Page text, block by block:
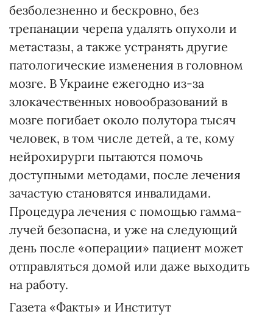
безболезненно и бескровно, без
трепанации черепа удалять опухоли и
метастазы, а также устранять другие
патологические изменения в головном
мозге. В Украине ежегодно из-за
злокачественных новообразований в
мозге погибает около полутора тысяч
человек, в том числе детей, а те, кому
нейрохирурги пытаются помочь
доступными методами, после лечения
зачастую становятся инвалидами.
Процедура лечения с помощью гамма-
лучей безопасна, и уже на следующий
день после «операции» пациент может
отправляться домой или даже выходить
на работу.
Газета «Факты» и Институт